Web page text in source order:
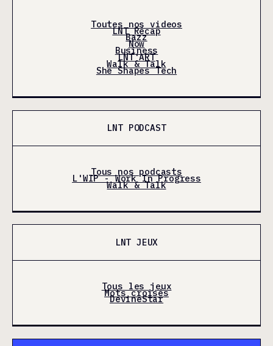
Toutes nos videos
LNT Récap
Bazz
Now
Business
LNT'ART
Walk & Talk
She Shapes Tech
LNT PODCAST
Tous nos podcasts
L'WIP - Work In Progress
Walk & Talk
LNT JEUX
Tous les jeux
Mots croisés
DevineStar